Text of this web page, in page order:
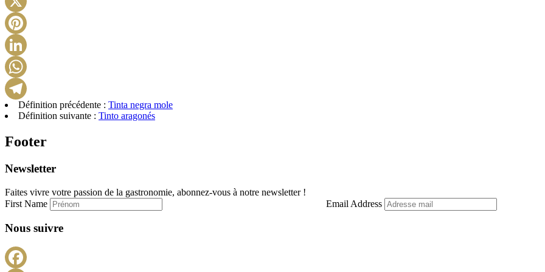
Définition précédente : Tinta negra mole
Définition suivante : Tinto aragonés
Footer
Newsletter
Faites vivre votre passion de la gastronomie, abonnez-vous à notre newsletter !
First Name
Email Address
Nous suivre